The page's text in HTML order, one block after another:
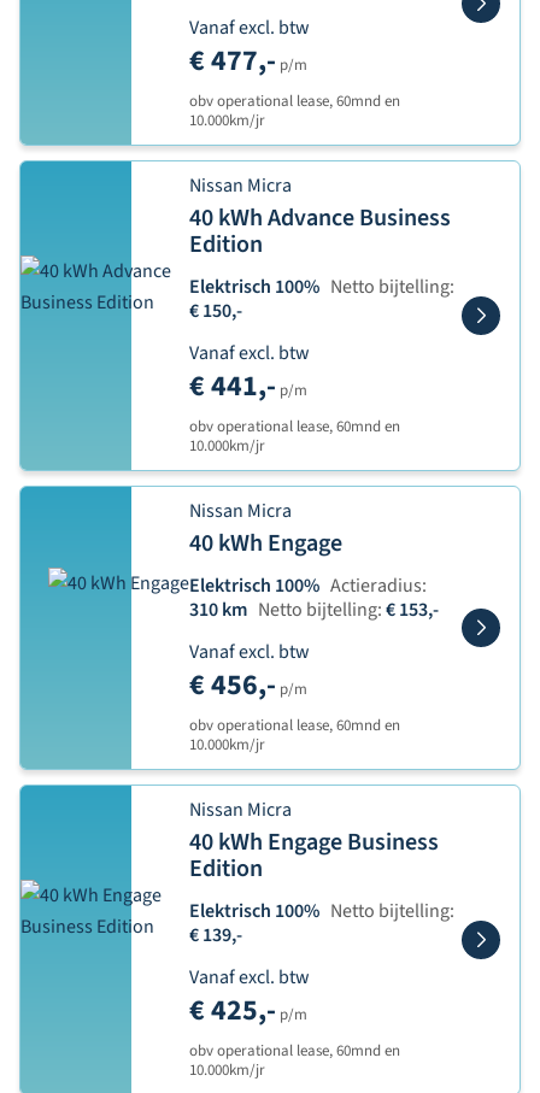
Vanaf excl. btw
€ 477,- p/m
obv operational lease, 60mnd en
10.000km/jr
Nissan Micra
40 kWh Advance Business
Edition
Elektrisch 100% Netto bijtelling:
€ 150,-
Vanaf excl. btw
€ 441,- p/m
obv operational lease, 60mnd en
10.000km/jr
Nissan Micra
40 kWh Engage
Elektrisch 100% Actieradius:
310 km Netto bijtelling:€ 153,-
Vanaf excl. btw
€ 456,- p/m
obv operational lease, 60mnd en
10.000km/jr
Nissan Micra
40 kWh Engage Business
Edition
Elektrisch 100% Netto bijtelling:
€ 139,-
Vanaf excl. btw
€ 425,- p/m
obv operational lease, 60mnd en
10.000km/jr